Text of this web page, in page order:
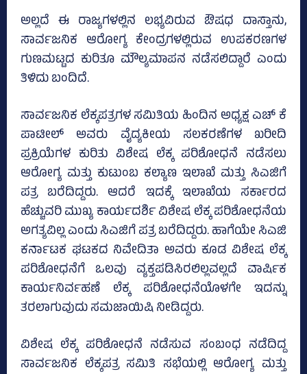
ಅಲ್ಲದೆ ಈ ರಾಜ್ಯಗಳಲ್ಲಿನ ಲಭ್ಯವಿರುವ ಔಷಧ ದಾಸ್ತಾನು,
ಸಾರ್ವಜನಿಕ ಆರೋಗ್ಯ ಕೇಂದ್ರಗಳಲ್ಲಿರುವ ಉಪಕರಣಗಳ
ಗುಣಮಟ್ಟದ ಕುರಿತೂ ಮೌಲ್ಯಮಾಪನ ನಡೆಸಲಿದ್ದಾರೆ ಎಂದು
ತಿಳಿದು ಬಂದಿದೆ.
ಸಾರ್ವಜನಿಕ ಲೆಕ್ಕಪತ್ರಗಳ ಸಮಿತಿಯ ಹಿಂದಿನ ಅಧ್ಯಕ್ಷ ಎಚ್‌ ಕೆ
ಪಾಟೀಲ್‌ ಅವರು ವೈದ್ಯಕೀಯ ಸಲಕರಣೆಗಳ ಖರೀದಿ
ಪ್ರಕ್ರಿಯೆಗಳ ಕುರಿತು ವಿಶೇಷ ಲೆಕ್ಕ ಪರಿಶೋಧನೆ ನಡೆಸಲು
ಆರೋಗ್ಯ ಮತ್ತು ಕುಟುಂಬ ಕಲ್ಯಾಣ ಇಲಾಖೆ ಮತ್ತು ಸಿಎಜಿಗೆ
ಪತ್ರ ಬರೆದಿದ್ದರು. ಆದರೆ ಇದಕ್ಕೆ ಇಲಾಖೆಯ ಸರ್ಕಾರದ
ಹೆಚ್ಚುವರಿ ಮುಖ್ಯ ಕಾರ್ಯದರ್ಶಿ ವಿಶೇಷ ಲೆಕ್ಕ ಪರಿಶೋಧನೆಯ
ಅಗತ್ಯವಿಲ್ಲ ಎಂದು ಸಿಎಜಿಗೆ ಪತ್ರ ಬರೆದಿದ್ದರು. ಹಾಗೆಯೇ ಸಿಎಜಿ
ಕರ್ನಾಟಕ ಘಟಕದ ನಿವೇದಿತಾ ಅವರು ಕೂಡ ವಿಶೇಷ ಲೆಕ್ಕ
ಪರಿಶೋಧನೆಗೆ ಒಲವು ವ್ಯಕ್ತಪಡಿಸಿರಲಿಲ್ಲವಲ್ಲದೆ ವಾರ್ಷಿಕ
ಕಾರ್ಯನಿರ್ವಹಣೆ ಲೆಕ್ಕ ಪರಿಶೋಧನೆಯೊಳಗೇ ಇದನ್ನು
ತರಲಾಗುವುದು ಸಮಜಾಯಿಷಿ ನೀಡಿದ್ದರು.
ವಿಶೇ‍ಷ ಲೆಕ್ಕ ಪರಿಶೋಧನೆ ನಡೆಸುವ ಸಂಬಂಧ ನಡೆದಿದ್ದ
ಸಾರ್ವಜನಿಕ ಲೆಕ್ಕಪತ್ರ ಸಮಿತಿ ಸಭೆಯಲ್ಲಿ ಆರೋಗ್ಯ ಮತ್ತು